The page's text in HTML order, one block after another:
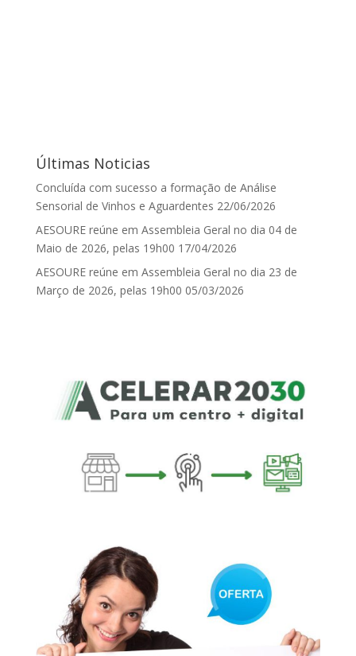
Últimas Noticias
Concluída com sucesso a formação de Análise
Sensorial de Vinhos e Aguardentes 22/06/2026
AESOURE reúne em Assembleia Geral no dia 04 de
Maio de 2026, pelas 19h00 17/04/2026
AESOURE reúne em Assembleia Geral no dia 23 de
Março de 2026, pelas 19h00 05/03/2026